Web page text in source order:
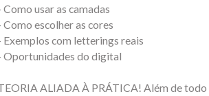
Como usar as camadas
Como escolher as cores
Exemplos com letterings reais
Oportunidades do digital
ALIADA À PRÁTICA! Além de todo